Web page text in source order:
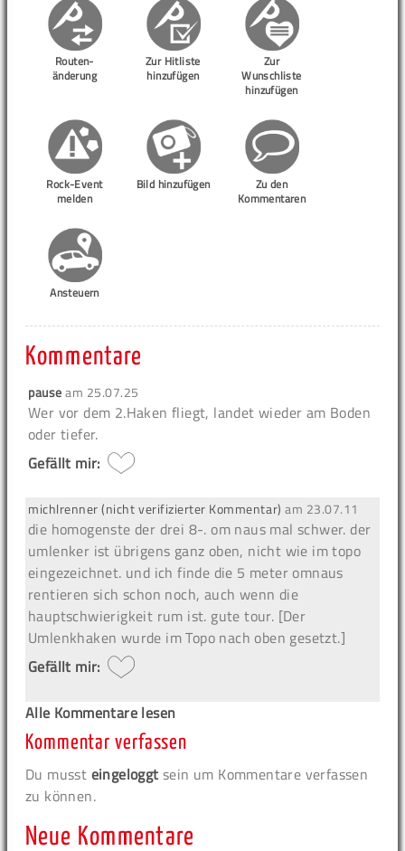
Routen-
änderung
Zur Hitliste
hinzufügen
Zur
Wunschliste
hinzufügen
Rock-Event
melden
Bild hinzufügen
Zu den
Kommentaren
Ansteuern
Kommentare
pauseam 25.07.25
Wer vor dem 2.Haken fliegt, landet wieder am Boden
oder tiefer.
Gefällt mir:
michlrenner (nicht verifizierter Kommentar) am 23.07.11
die homogenste der drei 8-. om naus mal schwer. der
umlenker ist übrigens ganz oben, nicht wie im topo
eingezeichnet. und ich finde die 5 meter omnaus
rentieren sich schon noch, auch wenn die
hauptschwierigkeit rum ist. gute tour. [Der
Umlenkhaken wurde im Topo nach oben gesetzt.]
Gefällt mir:
Alle Kommentare lesen
Kommentar verfassen
Du musst eingeloggt sein um Kommentare verfassen
zu können.
Neue Kommentare